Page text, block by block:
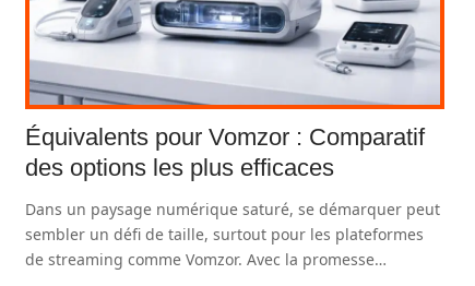
Équivalents pour Vomzor : Comparatif
des options les plus efficaces
Dans un paysage numérique saturé, se démarquer peut
sembler un défi de taille, surtout pour les plateformes
de streaming comme Vomzor. Avec la promesse…